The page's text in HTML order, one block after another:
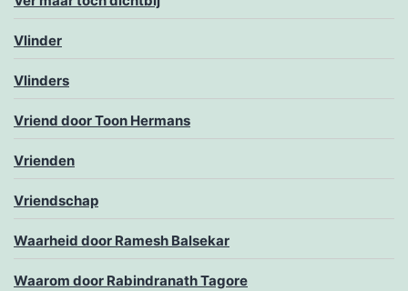
Vlinder
Vlinders
Vriend door Toon Hermans
Vrienden
Vriendschap
Waarheid door Ramesh Balsekar
Waarom door Rabindranath Tagore